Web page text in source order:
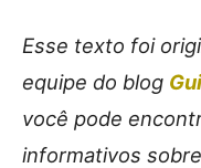
Esse texto foi
equipe do blog
você pode
informativos